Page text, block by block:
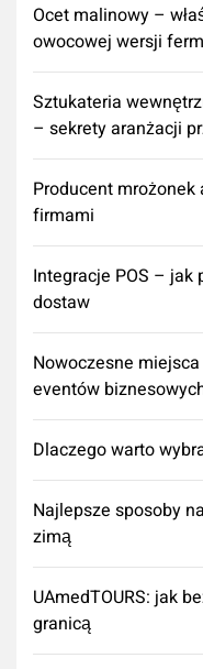
Ocet malinowy –
owocowej wersji
Sztukateria
– sekrety aranżacji
Producent mrożonek
firmami
Integracje POS – jak
dostaw
Nowoczesne
eventów
Dlaczego warto
Najlepsze sposoby
zimą
UAmedTOURS: jak
granicą